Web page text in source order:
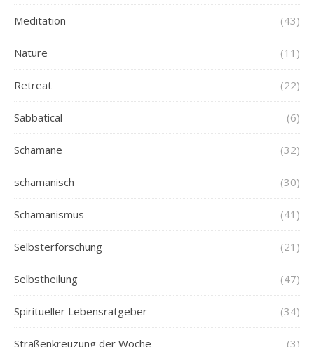
Meditation (43)
Nature (11)
Retreat (22)
Sabbatical (6)
Schamane (32)
schamanisch (30)
Schamanismus (41)
Selbsterforschung (21)
Selbstheilung (47)
Spiritueller Lebensratgeber (34)
Straßenkreuzung der Woche (3)